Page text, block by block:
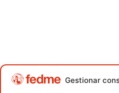
Gestionar